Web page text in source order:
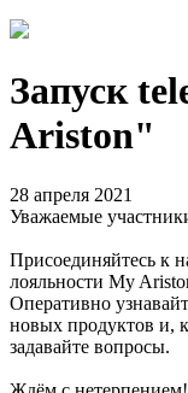
Запуск
Ariston"
28 апреля 2021
Уважаемые
Присоединяйтесь к
лояльности My
Оперативно
новых продуктов и,
задавайте вопросы.